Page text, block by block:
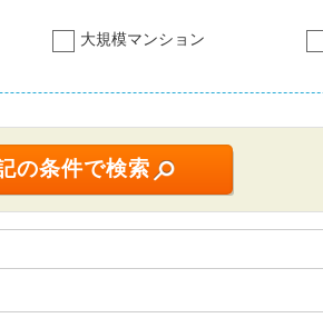
大規模マンション